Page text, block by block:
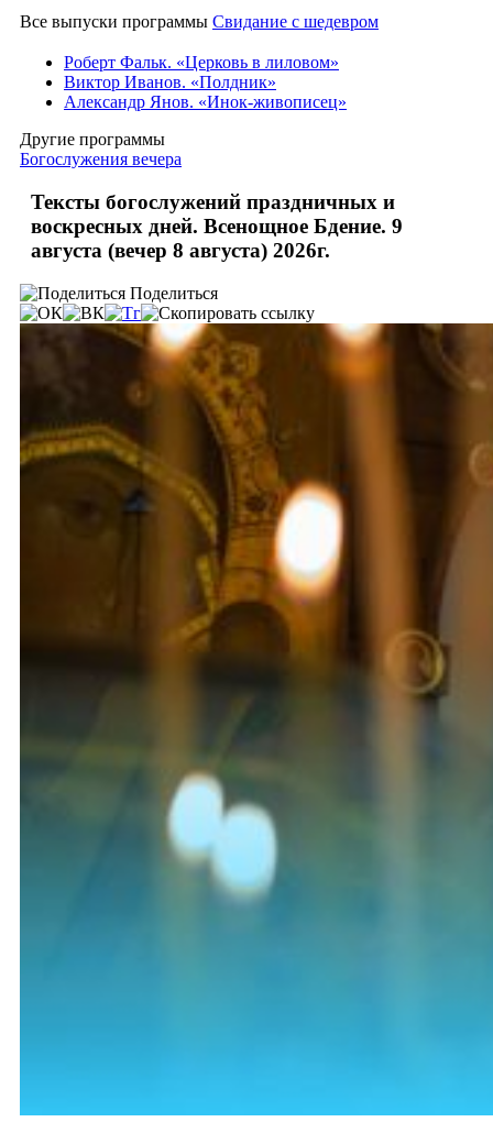
Все выпуски программы Свидание с шедевром
Роберт Фальк. «Церковь в лиловом»
Виктор Иванов. «Полдник»
Александр Янов. «Инок-живописец»
Другие программы
Богослужения вечера
Тексты богослужений праздничных и
воскресных дней. Всенощное Бдение. 9
августа (вечер 8 августа) 2026г.
Поделиться